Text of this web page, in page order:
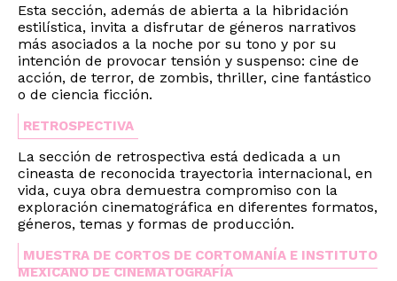
Esta sección, además de abierta a la hibridación
estilística, invita a disfrutar de géneros narrativos
más asociados a la noche por su tono y por su
intención de provocar tensión y suspenso: cine de
acción, de terror, de zombis, thriller, cine fantástico
o de ciencia ficción.
RETROSPECTIVA
La sección de retrospectiva está dedicada a un
cineasta de reconocida trayectoria internacional, en
vida, cuya obra demuestra compromiso con la
exploración cinematográfica en diferentes formatos,
géneros, temas y formas de producción.
MUESTRA DE CORTOS DE CORTOMANÍA E INSTITUTO
MEXICANO DE CINEMATOGRAFÍA